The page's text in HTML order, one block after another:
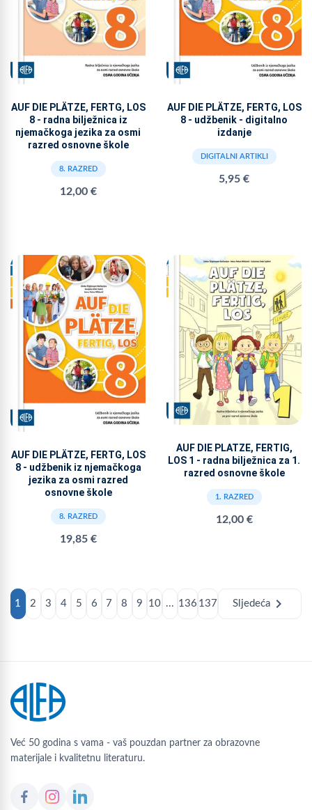
AUF DIE PLÄTZE, FERTG, LOS
8 - radna bilježnica iz
njemačkoga jezika za osmi
razred osnovne škole
8. RAZRED
12,00 €
AUF DIE PLÄTZE, FERTG, LOS
8 - udžbenik - digitalno
izdanje
DIGITALNI ARTIKLI
5,95 €
AUF DIE PLÄTZE, FERTG, LOS
8 - udžbenik iz njemačkoga
jezika za osmi razred
osnovne škole
8. RAZRED
19,85 €
AUF DIE PLATZE, FERTIG,
LOS 1 - radna bilježnica za 1.
razred osnovne škole
1. RAZRED
12,00 €
1 2 3 4 5 6 7 8 9 10 ... 136 137 Sljedećachevron_right
Već 50 godina s vama - vaš pouzdan partner za obrazovne
materijale i kvalitetnu literaturu.